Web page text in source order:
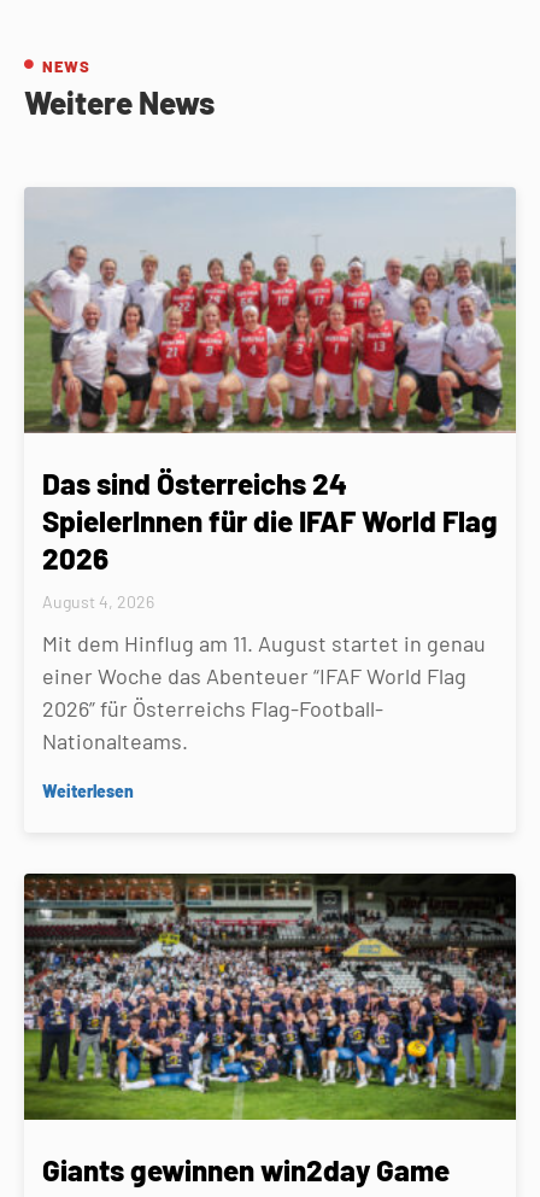
NEWS
Weitere News
Das sind Österreichs 24
SpielerInnen für die IFAF World Flag
2026
August 4, 2026
Mit dem Hinflug am 11. August startet in genau
einer Woche das Abenteuer “IFAF World Flag
2026” für Österreichs Flag-Football-
Nationalteams.
Weiterlesen
Giants gewinnen win2day Game